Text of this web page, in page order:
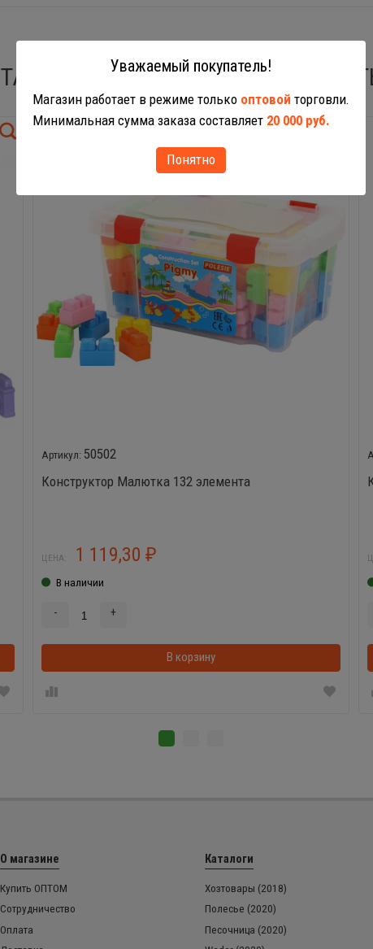
ТАКЖЕ ВАС МОГУТ
В корзинке
50502
Конструктор Малютка 132 элемента
ЦЕНА: 1 119,30 ₽
В наличии
- +
В корзину
О магазине
Купить ОПТОМ
Сотрудничество
Оплата
Каталоги
Хозтовары (2018)
Полесье (2020)
Песочница (2020)
Уважаемый покупатель!
Магазин работает в режиме только оптовой торговли.
Минимальная сумма заказа составляет 20 000 руб.
Понятно